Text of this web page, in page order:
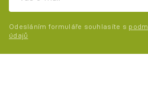
Odesláním formuláře souhlasíte s
údajů